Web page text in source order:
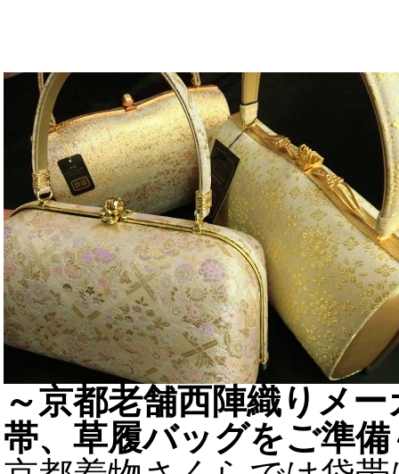
～京都老舗西陣織りメ
帯、草履バッグをご準備